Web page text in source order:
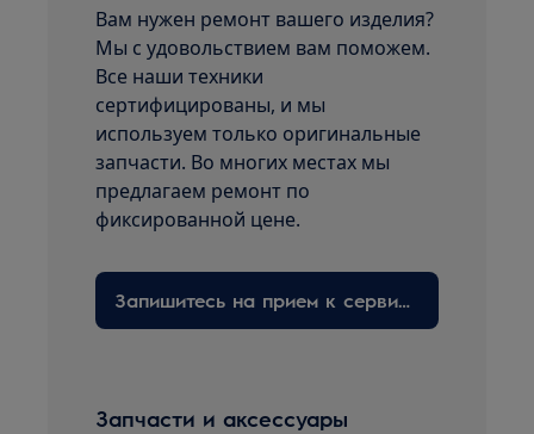
Вам нужен ремонт вашего изделия?
Мы с удовольствием вам поможем.
Все наши техники
сертифицированы, и мы
используем только оригинальные
запчасти. Во многих местах мы
предлагаем ремонт по
фиксированной цене.
Запишитесь на прием к сервисному технику здесь
Запчасти и аксессуары